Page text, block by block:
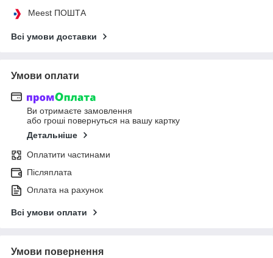
Meest ПОШТА
Всі умови доставки
Умови оплати
Ви отримаєте замовлення
або гроші повернуться на вашу картку
Детальніше
Оплатити частинами
Післяплата
Оплата на рахунок
Всі умови оплати
Умови повернення